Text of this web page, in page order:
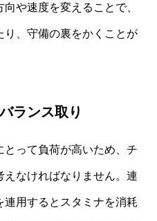
や速度を変えることで、
り、守備の裏をかくことが
ランス取り
とって負荷が高いため、チ
なければなりません。連
用するとスタミナを消耗